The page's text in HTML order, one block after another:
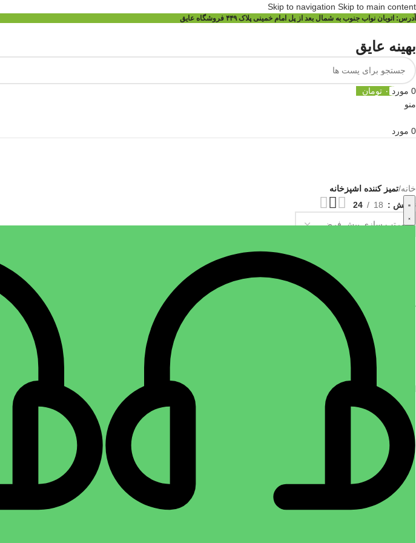
Skip to navigation Skip to main content
آدرس: اتوبان نواب جنوب به شمال بعد از پل امام خمینی پلاک ۴۴۹ فروشگاه عایق
بهینه عایق
0 مورد ۰ تومان
منو
0 مورد
خانه/تمیز کننده اشپزخانه
نمایش
18
24
تمیز کننده چند منظوره و پاک کننده سلسیل
اسپری تمیز کننده اسپری تمیز کننده کیف و کفش
پاک کننده
چسب
نظافت تمتم سطوح
افزودن به سبد خرید
انواع متداول تمیزکننده‌های Selsil مخصوص اشپزخانه ۱. اسپری
فوم چند منظوره Selsil PAK به‌عنوان فوم برتر با اثربخشی بالا برای